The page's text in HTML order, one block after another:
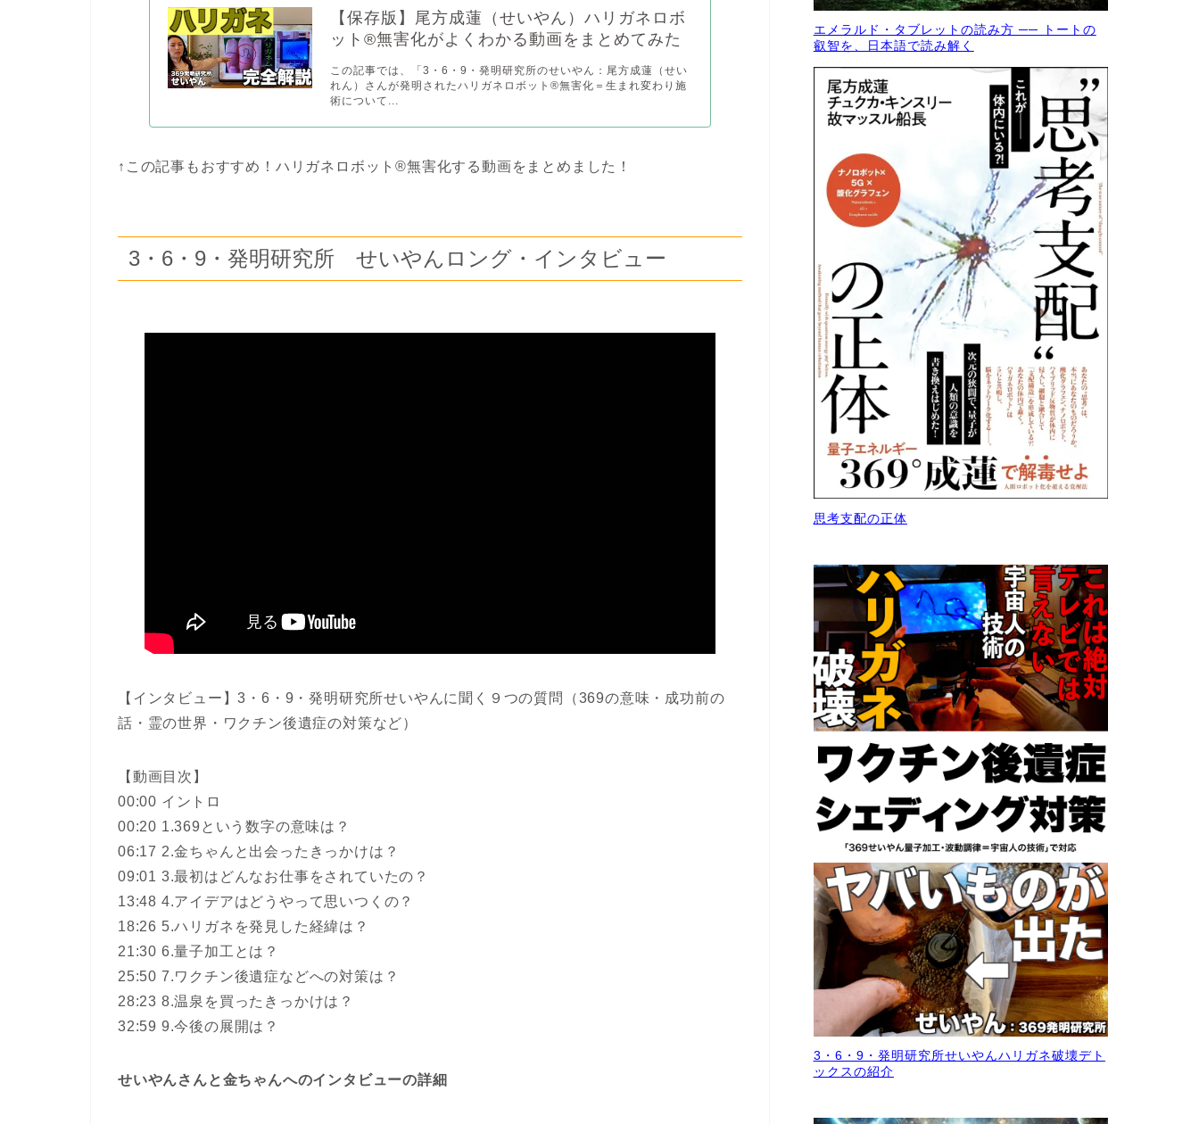
【保存版】尾方成蓮（せいやん）ハリガネロボ
ット®無害化がよくわかる動画をまとめてみた
この記事では、「3・6・9・発明研究所のせいやん：尾方成蓮（せい
れん）さんが発明されたハリガネロボット®無害化＝生まれ変わり施
術について...
↑この記事もおすすめ！ハリガネロボット®無害化する動画をまとめました！
3・6・9・発明研究所 せいやんロング・インタビュー
【インタビュー】3・6・9・発明研究所せいやんに聞く９つの質問（369の意味・成功前の
話・霊の世界・ワクチン後遺症の対策など）
【動画目次】
00:00 イントロ
00:20 1.369という数字の意味は？
06:17 2.金ちゃんと出会ったきっかけは？
09:01 3.最初はどんなお仕事をされていたの？
13:48 4.アイデアはどうやって思いつくの？
18:26 5.ハリガネを発見した経緯は？
21:30 6.量子加工とは？
25:50 7.ワクチン後遺症などへの対策は？
28:23 8.温泉を買ったきっかけは？
32:59 9.今後の展開は？
せいやんさんと金ちゃんへのインタビューの詳細
エメラルド・タブレットの読み方 ── トートの
叡智を、日本語で読み解く
思考支配の正体
3・6・9・発明研究所せいやんハリガネ破壊デト
ックスの紹介